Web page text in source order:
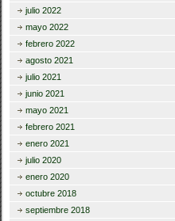
julio 2022
mayo 2022
febrero 2022
agosto 2021
julio 2021
junio 2021
mayo 2021
febrero 2021
enero 2021
julio 2020
enero 2020
octubre 2018
septiembre 2018